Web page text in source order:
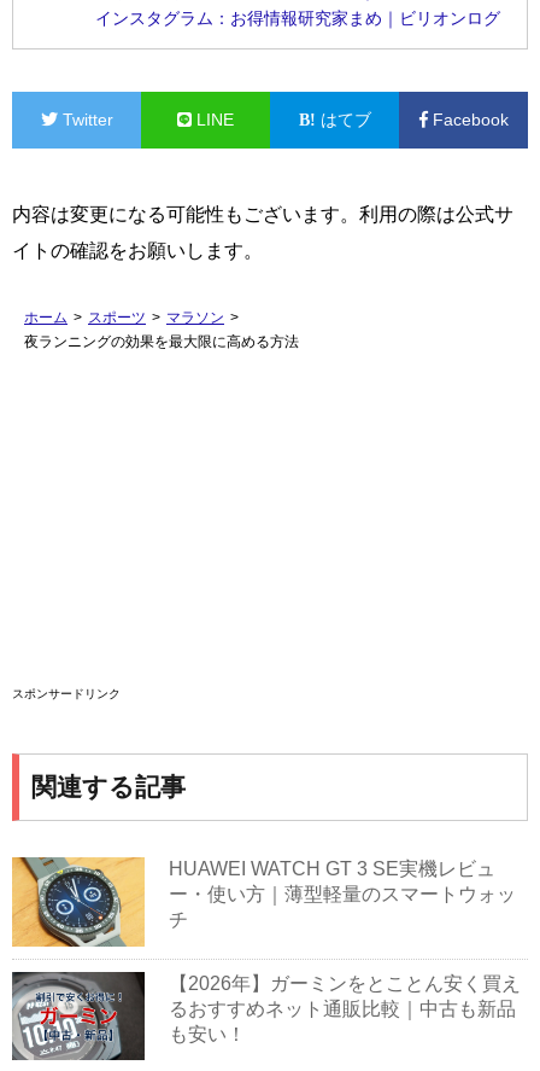
インスタグラム：お得情報研究家まめ｜ビリオンログ
Twitter LINE はてブ Facebook
内容は変更になる可能性もございます。利用の際は公式サ
イトの確認をお願いします。
ホーム > スポーツ > マラソン >
夜ランニングの効果を最大限に高める方法
スポンサードリンク
関連する記事
HUAWEI WATCH GT 3 SE実機レビュ
ー・使い方｜薄型軽量のスマートウォッ
チ
【2026年】ガーミンをとことん安く買え
るおすすめネット通販比較｜中古も新品
も安い！